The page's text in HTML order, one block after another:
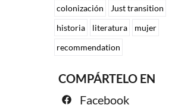
colonización
Just transition
historia
literatura
mujer
recommendation
COMPÁRTELO EN
Facebook